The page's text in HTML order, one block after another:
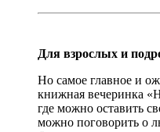
Для взрослых и
Но самое главное и
книжная вечеринка
где можно оставить
можно поговорить о